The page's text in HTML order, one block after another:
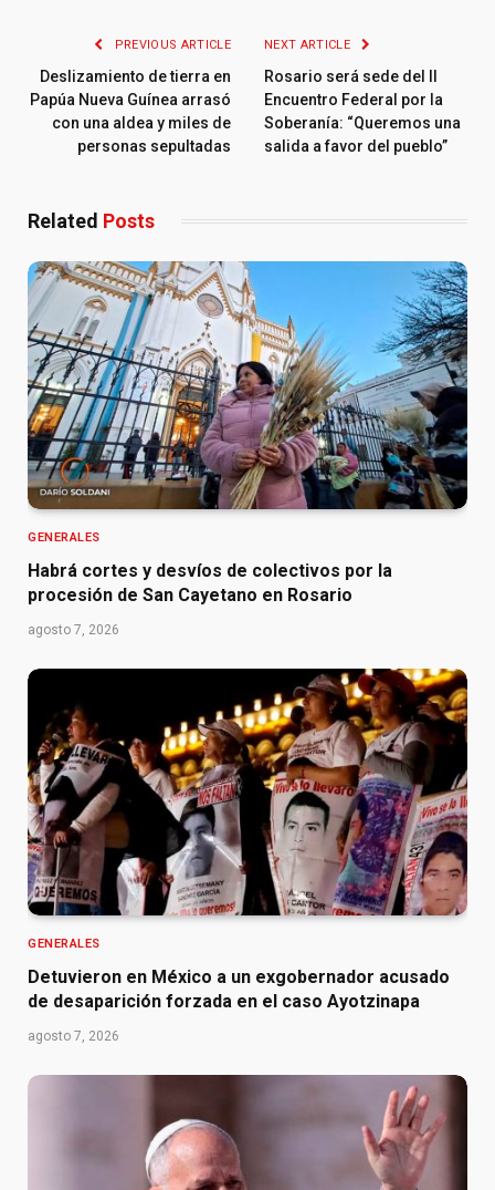
PREVIOUS ARTICLE
Deslizamiento de tierra en
Papúa Nueva Guínea arrasó
con una aldea y miles de
personas sepultadas
NEXT ARTICLE
Rosario será sede del II
Encuentro Federal por la
Soberanía: “Queremos una
salida a favor del pueblo”
Related Posts
GENERALES
Habrá cortes y desvíos de colectivos por la
procesión de San Cayetano en Rosario
agosto 7, 2026
GENERALES
Detuvieron en México a un exgobernador acusado
de desaparición forzada en el caso Ayotzinapa
agosto 7, 2026